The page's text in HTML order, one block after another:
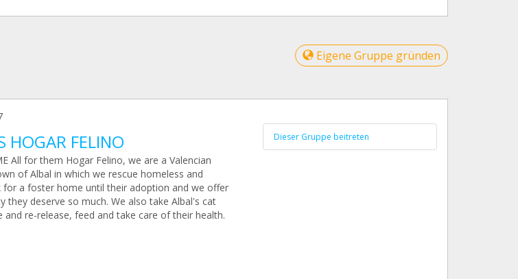
Eigene Gruppe gründen
HOGAR FELINO
All for them Hogar Felino, we are a Valencian
of Albal in which we rescue homeless and
for a foster home until their adoption and we offer
deserve so much. We also take Albal's cat
and re-release, feed and take care of their health.
Dieser Gruppe beitreten